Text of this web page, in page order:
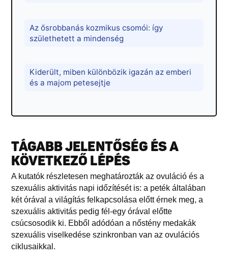
Az ősrobbanás kozmikus csomói: így
születhetett a mindenség
Kiderült, miben különbözik igazán az emberi
és a majom petesejtje
TÁGABB JELENTŐSÉG ÉS A
KÖVETKEZŐ LÉPÉS
A kutatók részletesen meghatározták az ovuláció és a
szexuális aktivitás napi időzítését is: a peték általában
két órával a világítás felkapcsolása előtt érnek meg, a
szexuális aktivitás pedig fél-egy órával előtte
csúcsosodik ki. Ebből adódóan a nőstény medakák
szexuális viselkedése szinkronban van az ovulációs
ciklusaikkal.